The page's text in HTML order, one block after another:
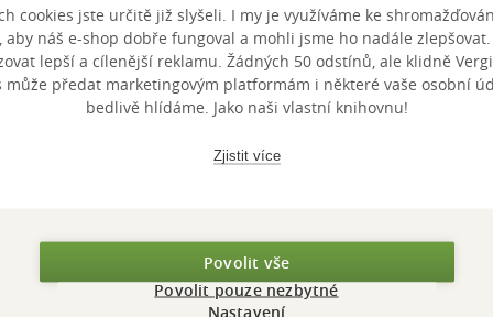
Vosk - Bergamot a
mořské pižmo
Heart & Home
Vonný vosk - Vůně
vánočního
stromečku
ALBI
0.0
z
71 Kč
Vonný
okouzlení
Heart &
cookies jste určitě již slyšeli. I my je využíváme ke
aby náš e-shop dobře fungoval a mohli jsme ho nadále zlepšovat.
lepší a cílenější reklamu. Žádných 50 odstínů, ale klidně
může předat marketingovým platformám i některé vaše osobní
bedlivě hlídáme. Jako naši vlastní knihovnu!
Zjistit více
Povolit vše
Povolit pouze nezbytné
Nastavení